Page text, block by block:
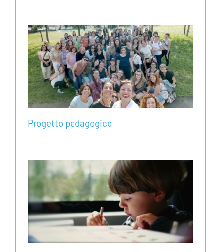
Progetto pedagogico